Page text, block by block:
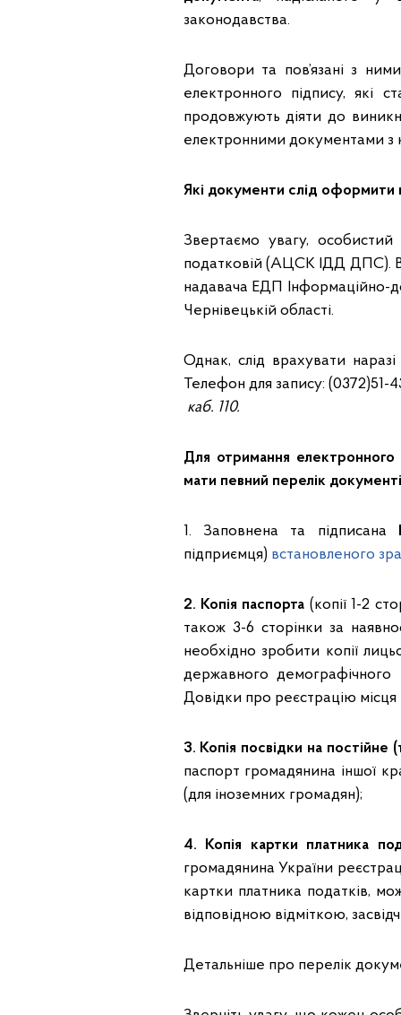
законодавства.
Договори та пов’язані з
електронного підпису, які
продовжують діяти до
електронними документами
Які документи слід
Звертаємо увагу,
податковій (АЦСК ІДД ДПС).
надавача ЕДП Інформаційно-
Чернівецькій області.
Однак, слід врахувати
Телефон для запису: (0372)51-
каб. 110.
Для отримання
мати певний перелік
1. Заповнена та підписана
підприємця) встановленого
2. Копія паспорта (копії 1-2
також 3-6 сторінки за
необхідно зробити копії
державного
Довідки про реєстрацію
3. Копія посвідки на
паспорт громадянина іншої
(для іноземних громадян);
4. Копія картки платника
громадянина України
картки платника податків,
відповідною відміткою,
Детальніше про перелік